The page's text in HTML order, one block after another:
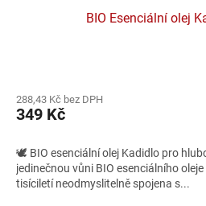
BIO Esenciální olej
288,43 Kč bez DPH
349 Kč
🕊️ BIO esenciální olej Kadidlo pro
jedinečnou vůni BIO esenciálního
tisíciletí neodmyslitelně spojena s...